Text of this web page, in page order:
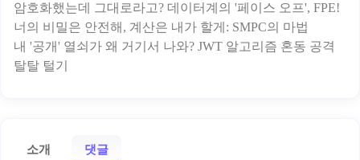
암호화했는데 그대로라고? 데이터계의 '페이스 오프', FPE!
너의 비밀은 안전해, 계산은 내가 할게: SMPC의 마법
내 '공개' 열쇠가 왜 거기서 나와? JWT 알고리즘 혼동 공격
소개 댓글